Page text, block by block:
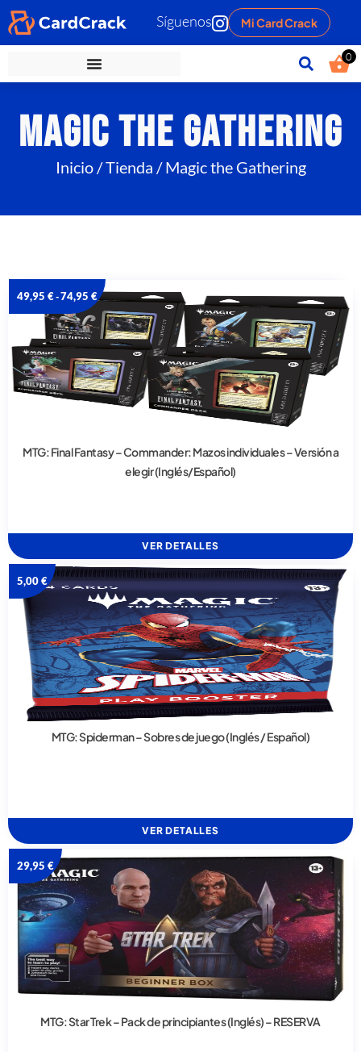
Síguenos Mi Card Crack
0
Magic the Gathering
Inicio/Tienda / Magic the Gathering
49,95 €-74,95 €
MTG: Final Fantasy – Commander: Mazos individuales – Versión a
elegir (Inglés/Español)
VER DETALLES
5,00€
MTG: Spiderman – Sobres de juego (Inglés / Español)
VER DETALLES
29,95 €
MTG: Star Trek – Pack de principiantes (Inglés) – RESERVA